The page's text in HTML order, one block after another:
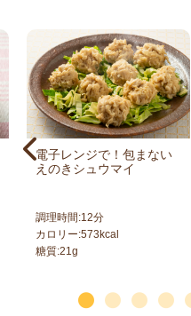
電子レンジで！包まない
えのきシュウマイ
調理時間:12分
カロリー:573kcal
糖質:21 g